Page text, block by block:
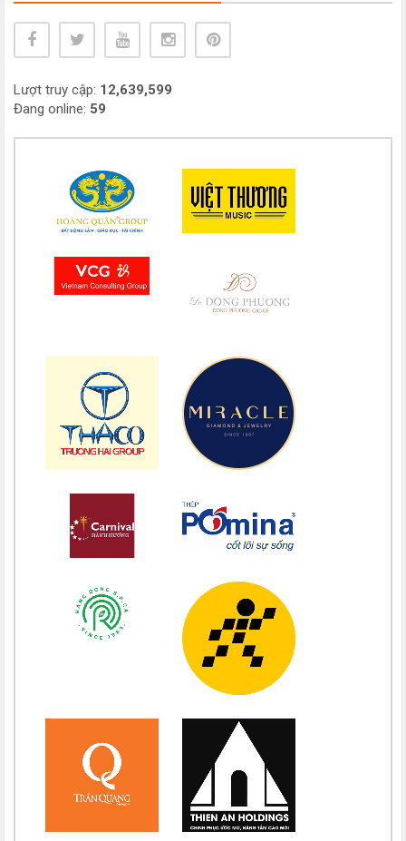
Chúc mừng bổn mạng Chị Maria Clara Phạm Mỹ Khanh 11/08
Chúc mừng bổn mạng Anh Maximiliano Mariakolbe Nguyễn
Chúc mừng bổn mạng Chị Maria Nguyễn Thị Mỹ Dung 15/08
Chúc mừng bổn mạng Chị Maria Nguyễn Thị Thanh Châu 15/08
Chúc mừng bổn mạng Chị Maria Lê Thị Kim Hồng 15/08
Chúc mừng bổn mạng Chị Maria Đỗ Thị Nguyệt (Khao) 15/08
Chúc mừng bổn mạng Chị Maria Trương Nguyễn Song Vân 15/08
Chúc mừng bổn mạng Maria Trương Thị Thanh Xuân 15/08
Chúc mừng bổn mạng Maria Vũ Thị Hoài Trang 15/08
Chúc mừng bổn mạng Maria Ngô Thị Thu 15/08
Chúc mừng bổn mạng Chị Maria Trương Thị Thanh Xuân 15/08
Chúc mừng bổn mạng Maria Đỗ Vy Hạ 15/08
Chúc mừng bổn mạng Maria Nguyễn Thị Trung Thu 15/08
Chúc mừng bổn mạng Maria Nguyễn Ngọc Anh 15/08
Chúc mừng bổn mạng Chị Maria Nguyễn Thị Diệu Phương 15/08
Chúc mừng bổn mạng Chị Maria Nguyễn Thị Bích Thuận 15/08
Chúc mừng bổn mạng Chị Maria Đặng Thị Lan Hương 15/08
Chúc mừng bổn mạng Chị Maria Nguyễn Nhiệm Mầu 15/08
Chúc mừng bổn mạng Chị Maria Nguyễn Mỹ Quỳnh Loan 15/08
Lượt truy cập: 12,639,599
Đang online: 59